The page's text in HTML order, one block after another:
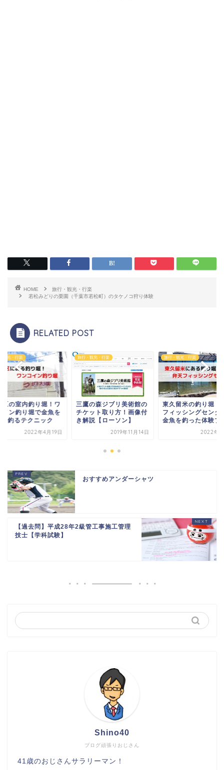
HOME
旅行・観光・行楽
若松みどりの栗園（千葉市若松町）のタケノコ狩り体験
RELATED POST
観光・行楽
区の室内釣り堀！ワ
イン釣り堀で金魚を
釣るテクニック
2022年4月19日
旅行・観光・行楽
三鷹の森ジブリ美術館の
チケット取り方！画像付
き解説【ローソン】
2019年11月14日
旅行・観光・行楽
東久留米の釣り堀！
フィッシングセンタ
金魚を釣った体験ブ
2022年4
おすすめアンダーシャツ
【過去問】平成28年2級管工事施工管理
技士【学科試験】
ブログ頑張りおじさん
Shino40
41歳のおじさんサラリーマン！